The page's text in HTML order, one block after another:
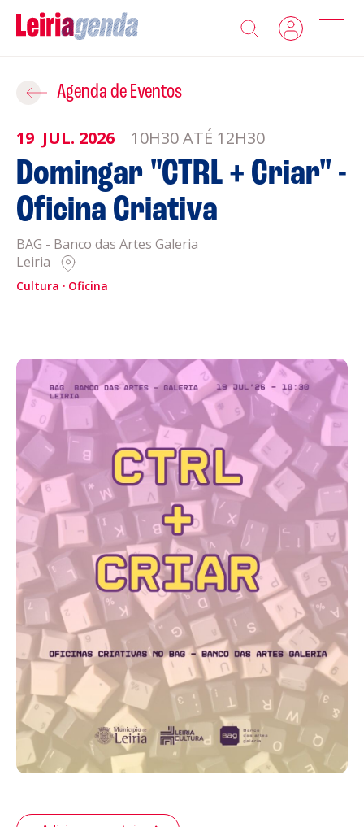
Agenda
Sobre a Leiriagenda
Promotores
Clubes Desportivos
Contactos
Política de Cookies
Acompanhe a Leiria Agenda
CULTURA
DESPORTO
Agenda de Eventos
19 JUL. 2026 10H30 ATÉ 12H30
Domingar "CTRL + Criar" -
Oficina Criativa
BAG - Banco das Artes Galeria
Leiria
Cultura Oficina
Adicionar ao Roteiro
ROTEIROS EXISTENTES
CRIAR NOVO